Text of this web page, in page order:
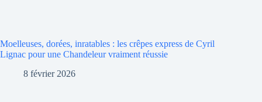
Moelleuses, dorées, inratables : les crêpes express de Cyril
Lignac pour une Chandeleur vraiment réussie
8 février 2026